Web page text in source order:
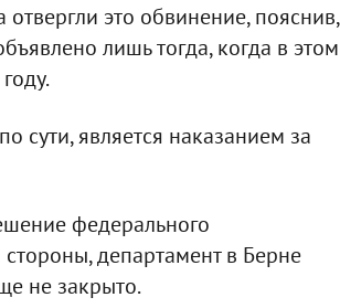
это обвинение, пояснив,
лишь тогда, когда в этом
сути, является наказанием за
федерального
департамент в Берне
не закрыто.